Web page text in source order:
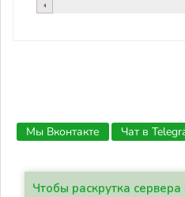
Мы Вконтакте Чат в
Чтобы раскрутка